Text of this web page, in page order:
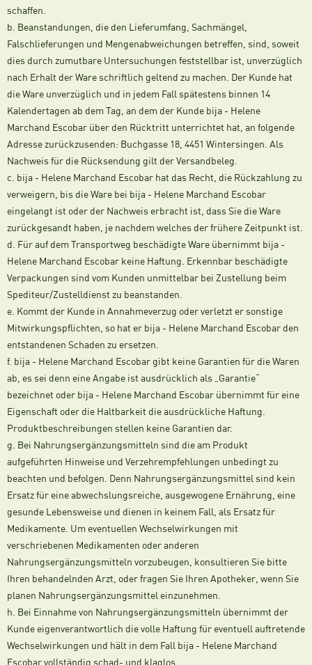
schaffen.
b. Beanstandungen, die den Lieferumfang, Sachmängel,
Falschlieferungen und Mengenabweichungen betreffen, sind, soweit
dies durch zumutbare Untersuchungen feststellbar ist, unverzüglich
nach Erhalt der Ware schriftlich geltend zu machen. Der Kunde hat
die Ware unverzüglich und in jedem Fall spätestens binnen 14
Kalendertagen ab dem Tag, an dem der Kunde bija - Helene
Marchand Escobar über den Rücktritt unterrichtet hat, an folgende
Adresse zurückzusenden: Buchgasse 18, 4451 Wintersingen. Als
Nachweis für die Rücksendung gilt der Versandbeleg.
c. bija - Helene Marchand Escobar hat das Recht, die Rückzahlung zu
verweigern, bis die Ware bei bija - Helene Marchand Escobar
eingelangt ist oder der Nachweis erbracht ist, dass Sie die Ware
zurückgesandt haben, je nachdem welches der frühere Zeitpunkt ist.
d. Für auf dem Transportweg beschädigte Ware übernimmt bija -
Helene Marchand Escobar keine Haftung. Erkennbar beschädigte
Verpackungen sind vom Kunden unmittelbar bei Zustellung beim
Spediteur/Zustelldienst zu beanstanden.
e. Kommt der Kunde in Annahmeverzug oder verletzt er sonstige
Mitwirkungspflichten, so hat er bija - Helene Marchand Escobar den
entstandenen Schaden zu ersetzen.
f. bija - Helene Marchand Escobar gibt keine Garantien für die Waren
ab, es sei denn eine Angabe ist ausdrücklich als „Garantie“
bezeichnet oder bija - Helene Marchand Escobar übernimmt für eine
Eigenschaft oder die Haltbarkeit die ausdrückliche Haftung.
Produktbeschreibungen stellen keine Garantien dar.
g. Bei Nahrungsergänzungsmitteln sind die am Produkt
aufgeführten Hinweise und Verzehrempfehlungen unbedingt zu
beachten und befolgen. Denn Nahrungsergänzungsmittel sind kein
Ersatz für eine abwechslungsreiche, ausgewogene Ernährung, eine
gesunde Lebensweise und dienen in keinem Fall, als Ersatz für
Medikamente. Um eventuellen Wechselwirkungen mit
verschriebenen Medikamenten oder anderen
Nahrungsergänzungsmitteln vorzubeugen, konsultieren Sie bitte
Ihren behandelnden Arzt, oder fragen Sie Ihren Apotheker, wenn Sie
planen Nahrungsergänzungsmittel einzunehmen.
h. Bei Einnahme von Nahrungsergänzungsmitteln übernimmt der
Kunde eigenverantwortlich die volle Haftung für eventuell auftretende
Wechselwirkungen und hält in dem Fall bija - Helene Marchand
Escobar vollständig schad- und klaglos.